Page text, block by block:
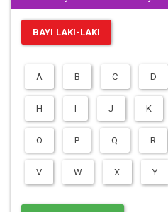
BAYI LAKI-LAKI
A B C D
H I J K
O P Q R
V W X Y